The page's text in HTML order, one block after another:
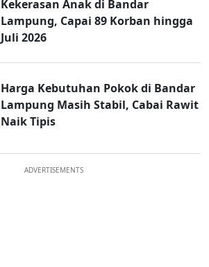
Kekerasan Anak di Bandar
Lampung, Capai 89 Korban hingga
Juli 2026
Harga Kebutuhan Pokok di Bandar
Lampung Masih Stabil, Cabai Rawit
Naik Tipis
ADVERTISEMENTS